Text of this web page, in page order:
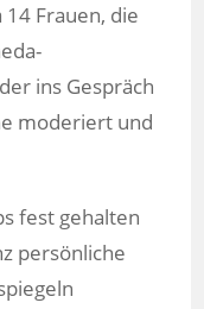
Frauen, die
ins Gespräch
moderiert und
fest gehalten
persönliche